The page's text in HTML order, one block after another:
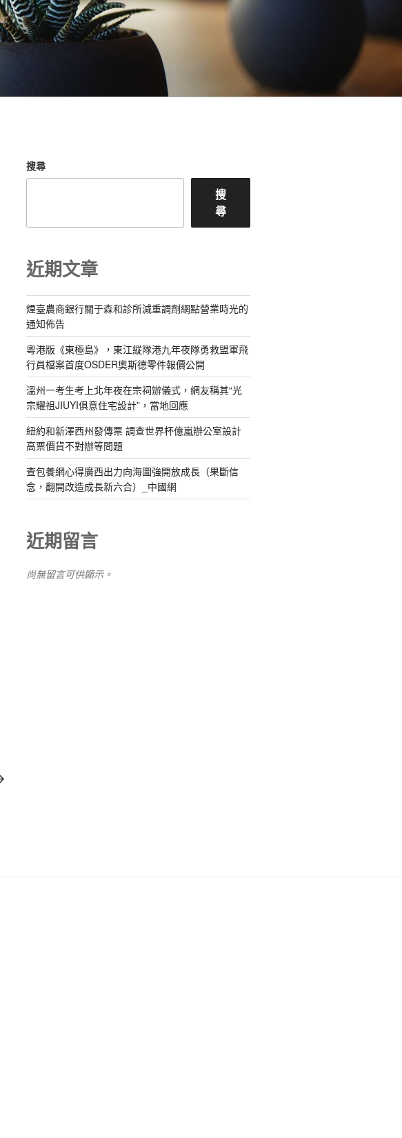
搜尋
搜
尋
近期文章
煙臺農商銀行關于森和診所減重調劑網點營業時光的
通知佈告
粵港版《東極島》，東江縱隊港九年夜隊勇救盟軍飛
行員檔案首度OSDER奧斯德零件報價公開
溫州一考生考上北年夜在宗祠辦儀式，網友稱其“光
宗耀祖JIUYI俱意住宅設計”，當地回應
紐約和新澤西州發傳票 調查世界杯億嵐辦公室設計
高票價貨不對辦等問題
查包養網心得廣西出力向海圖強開放成長（果斷信
念，翻開改造成長新六合）_中國網
近期留言
尚無留言可供顯示。